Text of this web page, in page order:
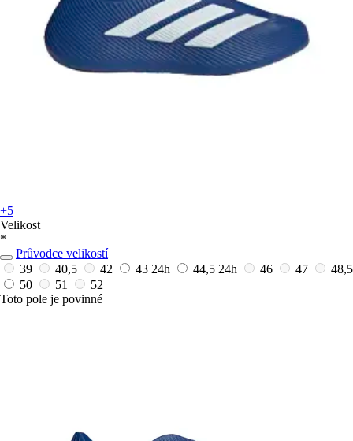
+5
Velikost
*
Průvodce velikostí
39
40,5 42 43 24h 44,5 24h 46 47
48,5
50
51
52
Toto pole je povinné